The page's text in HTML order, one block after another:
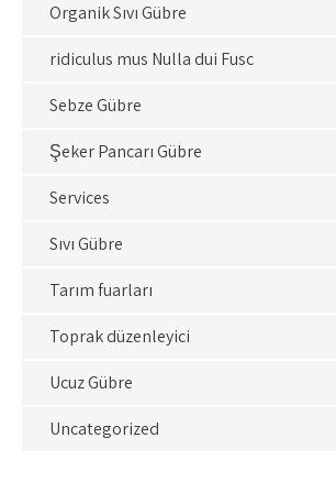
Organik Sıvı Gübre
ridiculus mus Nulla dui Fusc
Sebze Gübre
Şeker Pancarı Gübre
Services
Sıvı Gübre
Tarım fuarları
Toprak düzenleyici
Ucuz Gübre
Uncategorized